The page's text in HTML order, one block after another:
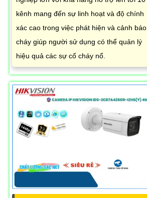
kênh mang đến sự linh hoạt và độ chính
xác cao trong việc phát hiện và cảnh báo
cháy giúp người sử dụng có thể quản lý
hiệu quả các sự cố cháy nổ.